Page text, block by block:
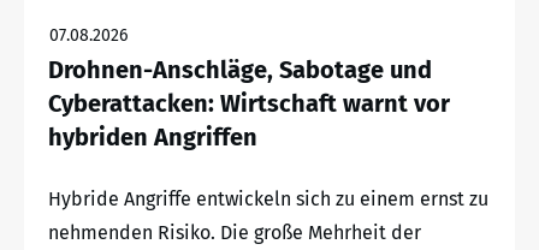
07.08.2026
Drohnen-Anschläge, Sabotage und
Cyberattacken: Wirtschaft warnt vor
hybriden Angriffen
Hybride Angriffe entwickeln sich zu einem ernst zu
nehmenden Risiko. Die große Mehrheit der